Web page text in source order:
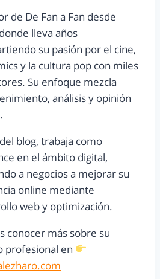
de De Fan a Fan desde
lleva años
su pasión por el cine,
y la cultura pop con miles
Su enfoque mezcla
análisis y opinión
blog, trabaja como
en el ámbito digital,
a negocios a mejorar su
online mediante
web y optimización.
conocer más sobre su
profesional en